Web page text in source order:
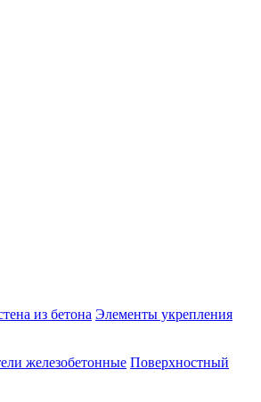
из бетона Элементы укрепления
железобетонные Поверхностный